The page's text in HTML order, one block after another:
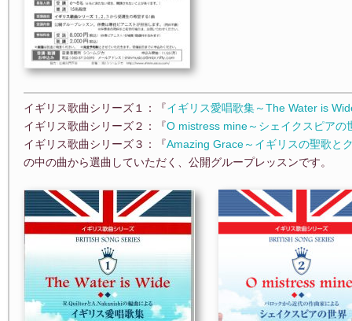
イギリス歌曲シリーズ１：『イギリス愛唱歌集～The Water is
イギリス歌曲シリーズ２：『O mistress mine～シェイクスピアの
イギリス歌曲シリーズ３：『Amazing Grace～イギリスの聖歌と
の中の曲から選曲していただく、公開グループレッスンです。